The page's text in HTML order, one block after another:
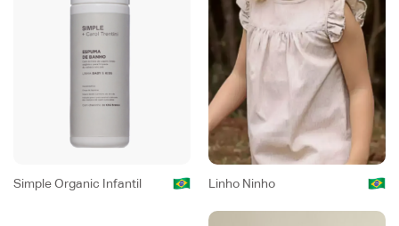
Simple Organic Infantil Linho Ninho